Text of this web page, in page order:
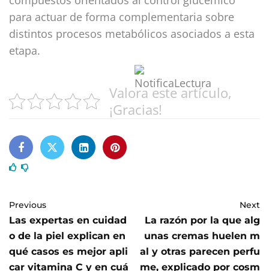
para actuar de forma complementaria sobre
distintos procesos metabólicos asociados a esta
etapa.
Valora este artículo,
¡Gracias!
Previous
Las expertas en cuidad
o de la piel explican en
qué casos es mejor apli
car vitamina C y en cuá
Next
La razón por la que alg
unas cremas huelen m
al y otras parecen perfu
me, explicado por cosm